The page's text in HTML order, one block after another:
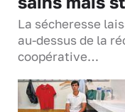
La sécheresse
au-dessus de la
coopérative…